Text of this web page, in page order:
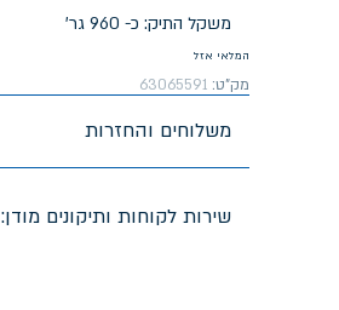
משקל התיק: כ- 960 גר'
המלאי אזל
מק"ט: 63065591
משלוחים והחזרות
שירות לקוחות ותיקונים מודן: